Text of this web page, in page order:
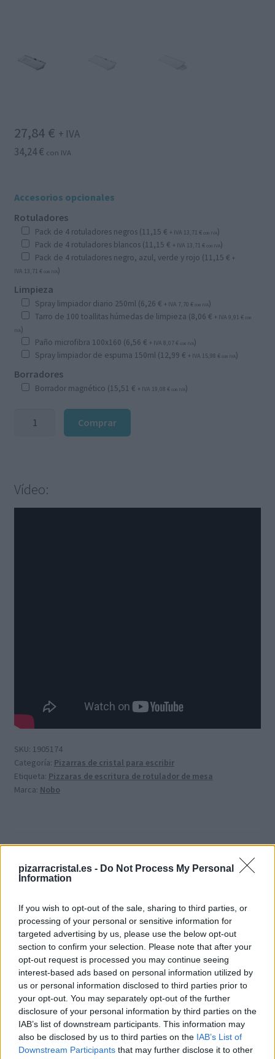
pizarracristal.es - Do Not Process My Personal
Information
If you wish to opt-out of the sale, sharing to third parties, or
processing of your personal or sensitive information for
targeted advertising by us, please use the below opt-out
section to confirm your selection. Please note that after your
opt-out request is processed you may continue seeing
interest-based ads based on personal information utilized by
us or personal information disclosed to third parties prior to
your opt-out. You may separately opt-out of the further
disclosure of your personal information by third parties on the
IAB’s list of downstream participants. This information may
also be disclosed by us to third parties on the IAB’s List of
Downstream Participants that may further disclose it to other
27,84 € + IVA
34,24€ con IVA
Accesorios opcionales
Rotuladores
Pack de 4 rotuladores negros (11,15 € + IVA 13,71 € con IVA)
Pack de 4 rotuladores blancos (11,15 € + IVA 13,71 € con IVA)
Pack de 4 rotuladores negro, azul, verde y rojo (11,15 € +
IVA 13,71 € con IVA)
Limpieza
Spray limpiador diario 250ml (6,26 € + IVA 7,70 € con IVA)
Tarro de 100 toallitas húmedas de limpieza (8,06 € + IVA 9,91 € con
IVA)
Paño microfibra 100x160 (6,56 € + IVA 8,07 € con IVA)
Spray limpiador de espuma 150ml (12,99 € + IVA 15,98 € con IVA)
Borradores
Borrador magnético (15,51 € + IVA 19,08 € con IVA)
46x15
cantidad
Comprar
Vídeo:
SKU: 1905174
Categoría: Pizarras de cristal para escribir
Etiqueta: Pizzaras de escritura de rotulador de mesa
Marca: Nobo
Información adicional
Valoraciones (0)
Información adicional
Peso 1,18 kg
Dimensiones 46 × 15 × 6 cm
Color Blanco